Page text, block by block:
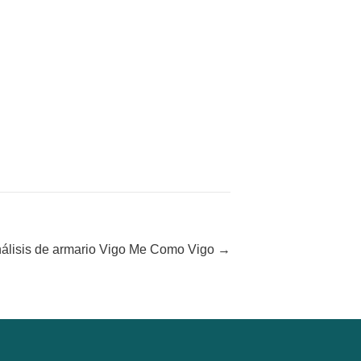
de armario Vigo Me Como Vigo →